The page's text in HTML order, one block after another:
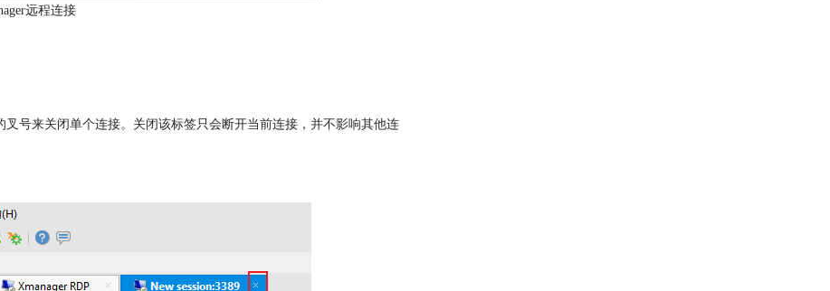
远程连接
号来关闭单个连接。关闭该标签只会断开当前连接，并不影响其他连